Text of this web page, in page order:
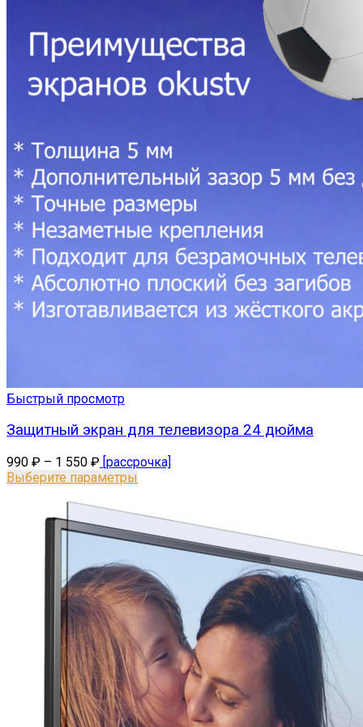
Быстрый просмотр
Защитный экран для телевизора 24 дюйма
990 ₽ – 1 550 ₽ [рассрочка]
Выберите параметры